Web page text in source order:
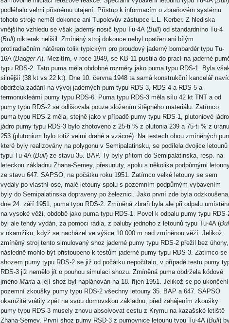
podléhalo velmi přísnému utajení. Přístup k informacím o zbraňovém systému
tohoto stroje neměl dokonce ani Tupolevův zástupce L.L. Kerber. Z hlediska
vnějšího vzhledu se však jaderný nosič typu Tu-4A (Bull) od standardního Tu-4
(Bull) nikterak nelišil. Zmíněný stroj dokonce nebyl opatřen ani bílým
protiradiačním nátěrem tolik typickým pro proudový jaderný bombardér typu Tu-
16A (Badger A). Mezitím, v roce 1949, se KB-11 pustila do prací na jaderné
typu RDS-2. Tato puma měla obdobné rozměry jako puma typu RDS-1. Byla
silnější (38 kt vs 22 kt). Dne 10. června 1948 ta samá konstrukční kancelář
obdržela zadání na vývoj jaderných pum typu RDS-3, RDS-4 a RDS-5 a
termonukleární pumy typu RDS-6. Puma typu RDS-3 měla sílu 42 kt TNT a od
pumy typu RDS-2 se odlišovala pouze složením štěpného materiálu. Zatímco
puma typu RDS-2 měla, stejně jako v případě pumy typu RDS-1, plutoniové
jádro pumy typu RDS-3 bylo zhotoveno z 25-ti % z plutonia 239 a 75-ti % z uranu
253 (plutonium bylo totiž velmi drahé a vzácné). Na testech obou zmíněných
které byly realizovány na polygonu v Semipalatinsku, se podílela dvojice letounů
typu Tu-4A (Bull) ze stavu 35. BAP. Ty byly přitom do Semipalatinska, resp. na
leteckou základnu Zhana-Semey, přesunuty, spolu s několika podpůrnými
ze stavu 647. SAPSO, na počátku roku 1951. Zatímco velké letouny se sem
vydaly po vlastní ose, malé letouny spolu s pozemním podpůrným vybavením
byly do Semipalatinska dopraveny po železnici. Jako první zde byla
dne 24. září 1951, puma typu RDS-2. Zmíněná zbraň byla ale při odpalu
na vysoké věži, obdobě jako puma typu RDS-1. Povel k odpalu pumy typu RDS-
byl ale tehdy vydán, za pomoci rádia, z paluby jednoho z letounů typu Tu-4A (
v okamžiku, když se nacházel ve výšce 10 000 m nad zmíněnou věží. Jelikož
zmíněný stroj tento simulovaný shoz jaderné pumy typu RDS-2 přežil bez úhony,
následně mohlo být přistoupeno k testům jaderné pumy typu RDS-3. Zatímco se
shozem pumy typu RDS-2 se již od počátku nepočítalo, v případě testu pumy
RDS-3 již nemělo jít o pouhou simulaci shozu. Zmíněná puma obdržela kódové
jméno Mariaa její shoz byl naplánován na 18. říjen 1951. Jelikož se po ukončení
pozemní zkoušky pumy typu RDS-2 všechny letouny 35. BAP a 647. SAPSO
okamžitě vrátily zpět na svou domovskou základnu, před zahájením zkoušky
pumy typu RDS-3 musely znovu absolvovat cestu z Krymu na kazašské letiště
Zhana-Semey. První shoz pumy RSD-3 z pumovnice letounu typu Tu-4A (Bull)